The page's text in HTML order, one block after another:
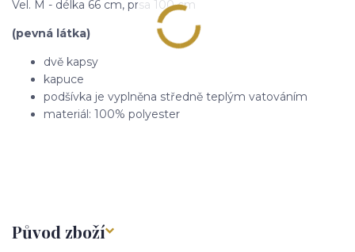
Vel. M - délka 66 cm, prsa 100 cm
(pevná látka)
dvě kapsy
kapuce
podšívka je vyplněna středně teplým vatováním
materiál: 100% polyester
Původ zboží